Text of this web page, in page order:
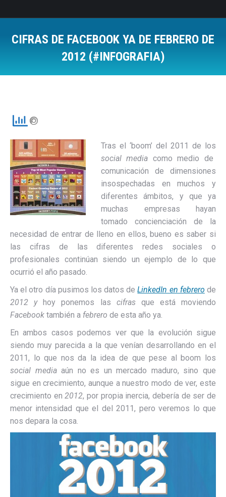
CIFRAS DE FACEBOOK YA DE FEBRERO DE
2012 (#INFOGRAFIA)
Tras el ‘boom’ del 2011 de los
social media como medio de
comunicación de dimensiones
insospechadas en muchos y
diferentes ámbitos, y que ya
muchas empresas hayan
tomado concienciación de la
necesidad de entrar de lleno en ellos, bueno es saber si
las cifras de las diferentes redes sociales o
profesionales continúan siendo un ejemplo de lo que
ocurrió el año pasado.
Ya el otro día pusimos los datos deLinkedIn en febrero de
2012 yhoy ponemos las cifrasque está moviendo
Facebook también a febrero de esta año ya.
En ambos casos podemos ver que la evolución sigue
siendo muy parecida a la que venían desarrollando en el
2011, lo que nos da la idea de que pese al boom los
social mediaaún no es un mercado maduro, sino que
sigue en crecimiento, aunque a nuestro modo de ver, este
crecimiento en 2012, por propia inercia, debería de ser de
menor intensidad que el del 2011, pero veremos lo que
nos depara la cosa.